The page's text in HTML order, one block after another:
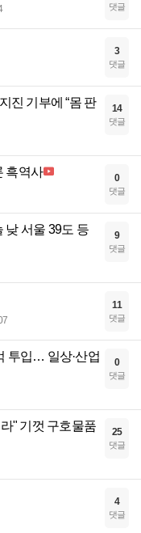
댓글
3
댓글
진 기부에 “몸 판
14
댓글
흑역사 0
댓글
서울 39도 등
9
댓글
11
댓글
투입… 일상·산업
0
댓글
" 기껏 구호물품
25
댓글
4
댓글